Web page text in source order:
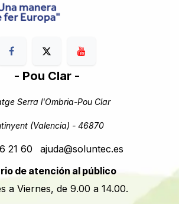
- Pou Clar -
Serra l'Ombria-Pou Clar
(Valencia) - 46870
21 60
ajuda@soluntec.es
de atención al público
a Viernes, de 9.00 a 14.00.